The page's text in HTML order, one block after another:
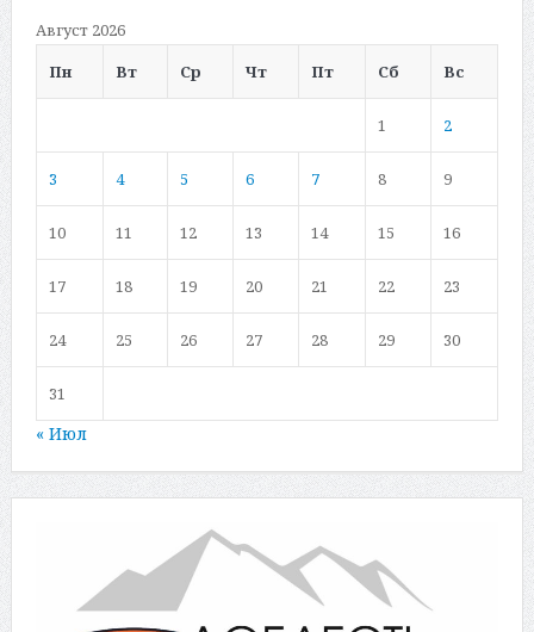
Август 2026
Пн
Вт Ср Чт Пт Сб Вс
1 2
3 4 5 6 7 8 9
10 11 12 13 14 15 16
17 18 19 20 21 22 23
24 25 26 27 28 29 30
31
« Июл